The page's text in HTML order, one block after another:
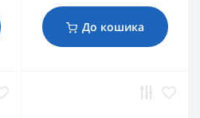
До кошика